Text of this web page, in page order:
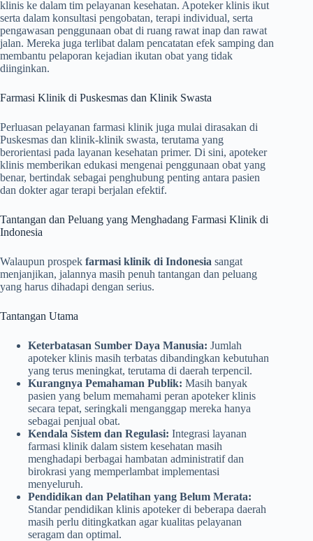
klinis ke dalam tim pelayanan kesehatan. Apoteker klinis ikut
serta dalam konsultasi pengobatan, terapi individual, serta
pengawasan penggunaan obat di ruang rawat inap dan rawat
jalan. Mereka juga terlibat dalam pencatatan efek samping dan
membantu pelaporan kejadian ikutan obat yang tidak
diinginkan.
Farmasi Klinik di Puskesmas dan Klinik Swasta
Perluasan pelayanan farmasi klinik juga mulai dirasakan di
Puskesmas dan klinik-klinik swasta, terutama yang
berorientasi pada layanan kesehatan primer. Di sini, apoteker
klinis memberikan edukasi mengenai penggunaan obat yang
benar, bertindak sebagai penghubung penting antara pasien
dan dokter agar terapi berjalan efektif.
Tantangan dan Peluang yang Menghadang Farmasi Klinik di
Indonesia
Walaupun prospek farmasi klinik di Indonesia sangat
menjanjikan, jalannya masih penuh tantangan dan peluang
yang harus dihadapi dengan serius.
Tantangan Utama
Keterbatasan Sumber Daya Manusia: Jumlah
apoteker klinis masih terbatas dibandingkan kebutuhan
yang terus meningkat, terutama di daerah terpencil.
Kurangnya Pemahaman Publik: Masih banyak
pasien yang belum memahami peran apoteker klinis
secara tepat, seringkali menganggap mereka hanya
sebagai penjual obat.
Kendala Sistem dan Regulasi: Integrasi layanan
farmasi klinik dalam sistem kesehatan masih
menghadapi berbagai hambatan administratif dan
birokrasi yang memperlambat implementasi
menyeluruh.
Pendidikan dan Pelatihan yang Belum Merata:
Standar pendidikan klinis apoteker di beberapa daerah
masih perlu ditingkatkan agar kualitas pelayanan
seragam dan optimal.